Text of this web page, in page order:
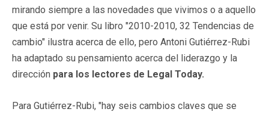
mirando siempre a las novedades que vivimos o a aquello
que está por venir. Su libro "2010-2010, 32 Tendencias de
cambio" ilustra acerca de ello, pero Antoni Gutiérrez-Rubi
ha adaptado su pensamiento acerca del liderazgo y la
dirección para los lectores de Legal Today.
Para Gutiérrez-Rubi, "hay seis cambios claves que se